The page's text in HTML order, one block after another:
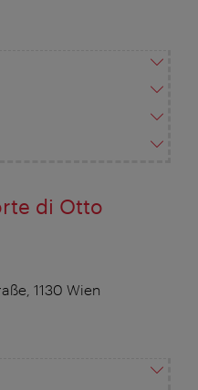
di Otto
1130 Wien